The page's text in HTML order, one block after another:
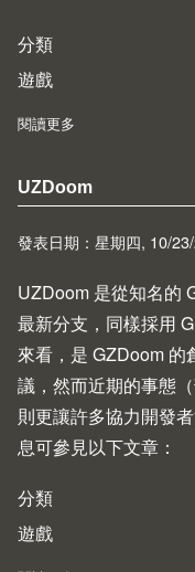
分類
遊戲
閱讀更多
UZDoom
發表日期：星期四, 10/
UZDoom 是從知名的
最新分支，同樣採用
來看，是 GZDoom
議，然而近期的事態
則更讓許多協力開發
息可參見以下文章：
分類
遊戲